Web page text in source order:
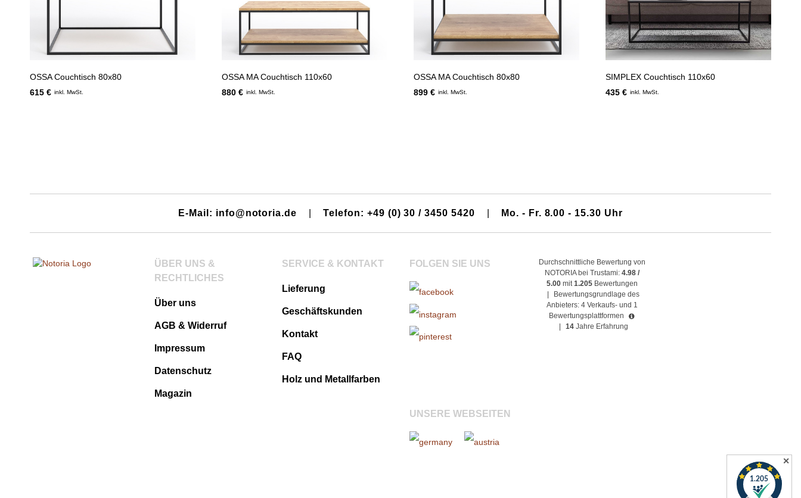
OSSA Couchtisch 80x80
615 € inkl. MwSt.
OSSA MA Couchtisch 110x60
880 € inkl. MwSt.
OSSA MA Couchtisch 80x80
899 € inkl. MwSt.
SIMPLEX Couchtisch 110x60
435 € inkl. MwSt.
E-Mail: info@notoria.de Telefon: +49 (0) 30 / 3450 5420 Mo. - Fr. 8.00 - 15.30 Uhr
ÜBER UNS &
RECHTLICHES
Über uns
AGB & Widerruf
Impressum
Datenschutz
Magazin
SERVICE & KONTAKT
Lieferung
Geschäftskunden
Kontakt
FAQ
Holz und Metallfarben
FOLGEN SIE UNS
UNSERE WEBSEITEN
Durchschnittliche Bewertung von
NOTORIA bei Trustami: 4.98 /
5.00mit1.205 Bewertungen
Bewertungsgrundlage des
Anbieters: 4 Verkaufs- und 1
Bewertungsplattformen
14 Jahre Erfahrung
✕